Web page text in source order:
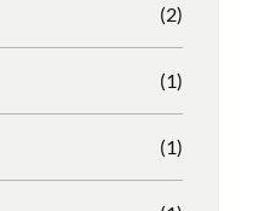
(2)
(1)
(1)